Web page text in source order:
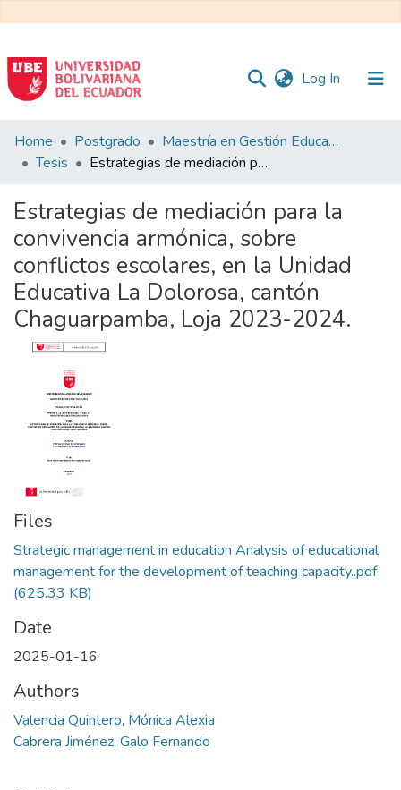
Log In (current)
Communities
&
All of DSpace
Statistics
Home Postgrado
Maestría en Gestión Educativa
Tesis
Estrategias de mediación para la convivencia armónica, sobre conflictos escolares, en la Unidad Educativa La Dolorosa, cantón Chaguarpamba, Loja 2023-2024.
Estrategias de mediación para la
convivencia armónica, sobre
conflictos escolares, en la Unidad
Educativa La Dolorosa, cantón
Chaguarpamba, Loja 2023-2024.
Files
Strategic management in education Analysis of educational
management for the development of teaching capacity..pdf
(625.33 KB)
Date
2025-01-16
Authors
Valencia Quintero, Mónica Alexia
Cabrera Jiménez, Galo Fernando